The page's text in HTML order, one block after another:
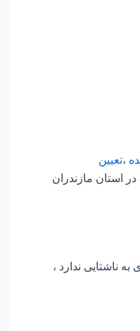
،تعیین
استان مازندران
ناشتایی ندارد ،